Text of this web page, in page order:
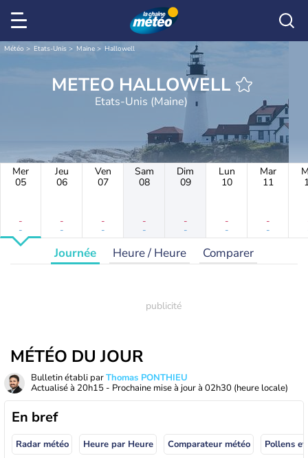
Météo Etats-Unis Maine Hallowell
METEO HALLOWELL
Etats-Unis (Maine)
Mer
05
-
-
Jeu
06
-
-
Ven
07
-
-
Sam
08
-
-
Dim
09
-
-
Lun
10
-
-
Mar
11
-
-
Journée Heure / Heure Comparer
MÉTÉO DU JOUR
Bulletin établi parThomas PONTHIEU
Actualisé à 20h15 - Prochaine mise à jour à 02h30 (heure locale)
En bref
Radar météo Heure par Heure Comparateur météo Pollens